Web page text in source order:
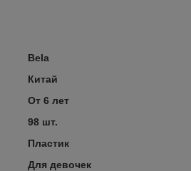
Bela
Китай
От 6 лет
98 шт.
Пластик
Для девочек